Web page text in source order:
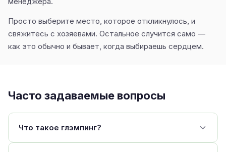
Просто выберите место, которое откликнулось, и
свяжитесь с хозяевами. Остальное случится само —
как это обычно и бывает, когда выбираешь сердцем.
Часто задаваемые вопросы
Что такое глэмпинг?